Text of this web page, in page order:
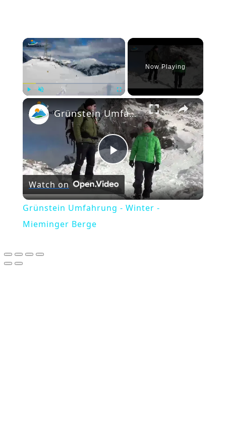
×
Fullscreen
Now Playing
×
Play
Video
Grünstein Umfahrung - Winter - Mieminger Berge
Watch on
Grünstein Umfahrung - Winter -
Mieminger Berge